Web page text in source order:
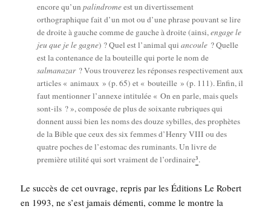
encore qu’unpalin­dromeest un diver­tis­se­ment
ortho­gra­phique fait d’un mot ou d’une phrase pou­vant se lire
de droite à gauche comme de gauche à droite (ain­si,engage le
jeu que je le gagne) ? Quel est l’a­ni­mal quiancoule ? Quelle
est la conte­nance de la bou­teille qui porte le nom de
sal­ma­na­zar? Vous trou­ve­rez les réponses res­pec­ti­ve­ment aux
articles « ani­maux » (p. 65) et « bou­teille » (p. 111). Enfin, il
faut men­tion­ner l’an­nexe inti­tu­lée « On en parle, mais quels
sont-ils ? », com­po­sée de plus de soixante rubriques qui
donnent aus­si bien les noms des douze sybilles, des pro­phètes
de la Bible que ceux des six femmes d’Hen­ry VIII ou des
quatre poches de l’es­to­mac des rumi­nants. Un livre de
pre­mière uti­li­té qui sort vrai­ment de l’or­di­naire3.
Le suc­cès de cet ouvrage, repris par les Édi­tions Le Robert
en 1993, ne s’est jamais démen­ti, comme le montre la